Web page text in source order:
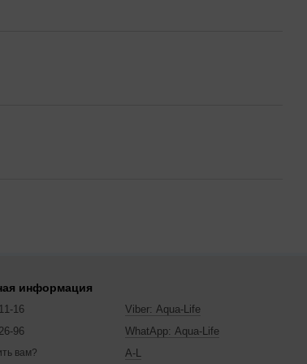
информация
16
96
вам?
Viber: Aqua-Life
WhatApp: Aqua-Life
A-L